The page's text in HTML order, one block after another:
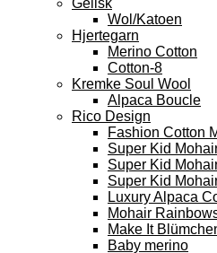
Geilsk
Wol/Katoen
Hjertegarn
Merino Cotton
Cotton-8
Kremke Soul Wool
Alpaca Boucle
Rico Design
Fashion Cotton
Super Kid
Super Kid
Super Kid
Luxury Alpaca
Mohair
Make It
Baby merino